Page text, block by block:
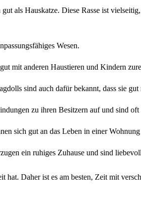
als Hauskatze. Diese Rasse ist
Wesen.
mit anderen Haustieren und Kindern
sind auch dafür bekannt, dass sie
zu ihren Besitzern auf und sind
sich gut an das Leben in einer Wohnung
ein ruhiges Zuhause und sind
Daher ist es am besten, Zeit mit